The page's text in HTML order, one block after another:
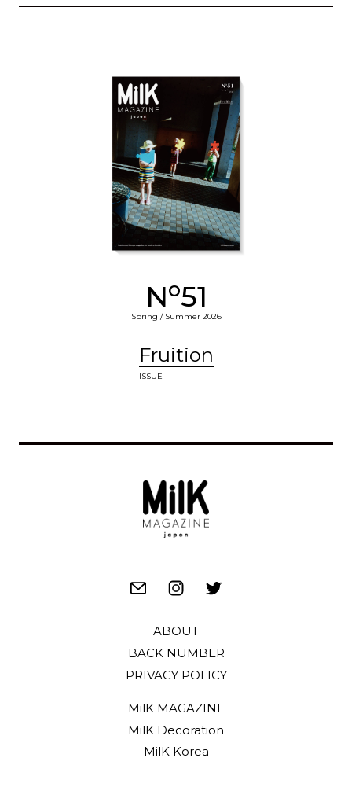
No51
Spring / Summer 2026
Fruition
ISSUE
ABOUT
BACK NUMBER
PRIVACY POLICY
MilK MAGAZINE
MilK Decoration
MilK Korea